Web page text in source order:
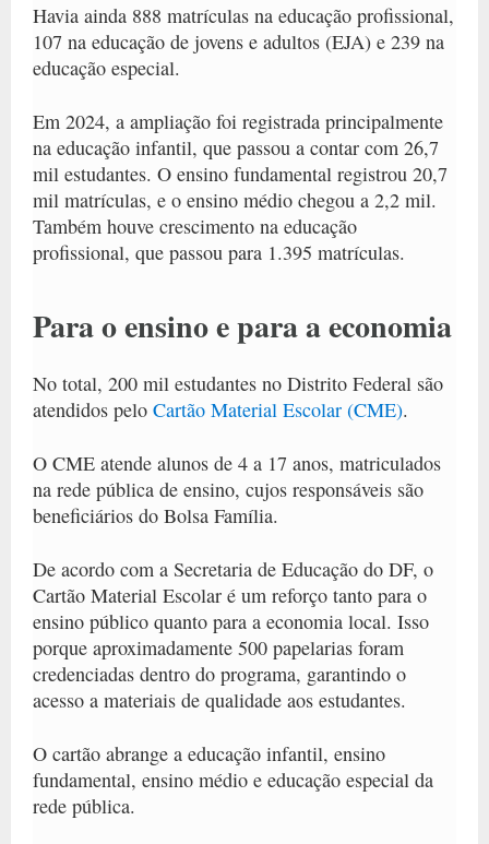
Havia ainda 888 matrículas na educação profissional,
107 na educação de jovens e adultos (EJA) e 239 na
educação especial.
Em 2024, a ampliação foi registrada principalmente
na educação infantil, que passou a contar com 26,7
mil estudantes. O ensino fundamental registrou 20,7
mil matrículas, e o ensino médio chegou a 2,2 mil.
Também houve crescimento na educação
profissional, que passou para 1.395 matrículas.
Para o ensino e para a economia
No total, 200 mil estudantes no Distrito Federal são
atendidos pelo Cartão Material Escolar (CME).
O CME atende alunos de 4 a 17 anos, matriculados
na rede pública de ensino, cujos responsáveis são
beneficiários do Bolsa Família.
De acordo com a Secretaria de Educação do DF, o
Cartão Material Escolar é um reforço tanto para o
ensino público quanto para a economia local. Isso
porque aproximadamente 500 papelarias foram
credenciadas dentro do programa, garantindo o
acesso a materiais de qualidade aos estudantes.
O cartão abrange a educação infantil, ensino
fundamental, ensino médio e educação especial da
rede pública.